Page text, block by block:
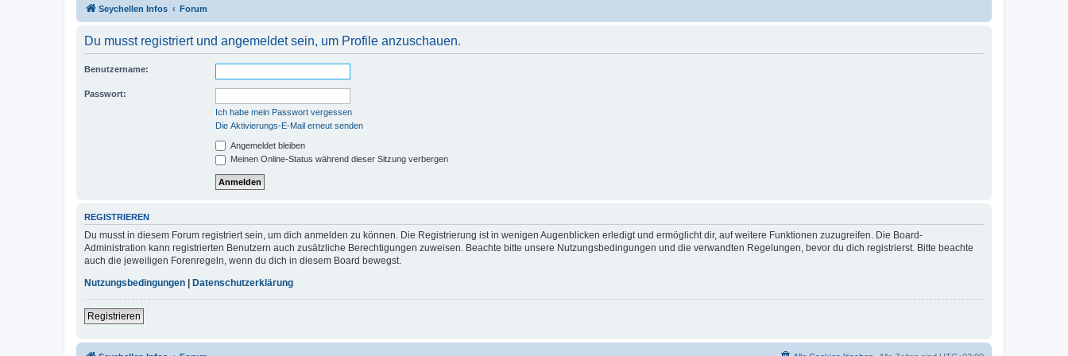
Seychellen Infos Forum
Du musst registriert und angemeldet sein, um Profile anzuschauen.
Benutzername:
Passwort:
Ich habe mein Passwort vergessen
Die Aktivierungs-E-Mail erneut senden
Angemeldet bleiben
Meinen Online-Status während dieser Sitzung verbergen
REGISTRIEREN
Du musst in diesem Forum registriert sein, um dich anmelden zu können. Die Registrierung ist in wenigen Augenblicken erledigt und ermöglicht dir, auf weitere Funktionen zuzugreifen. Die Board-
Administration kann registrierten Benutzern auch zusätzliche Berechtigungen zuweisen. Beachte bitte unsere Nutzungsbedingungen und die verwandten Regelungen, bevor du dich registrierst. Bitte beachte
auch die jeweiligen Forenregeln, wenn du dich in diesem Board bewegst.
Nutzungsbedingungen
Datenschutzerklärung
Registrieren